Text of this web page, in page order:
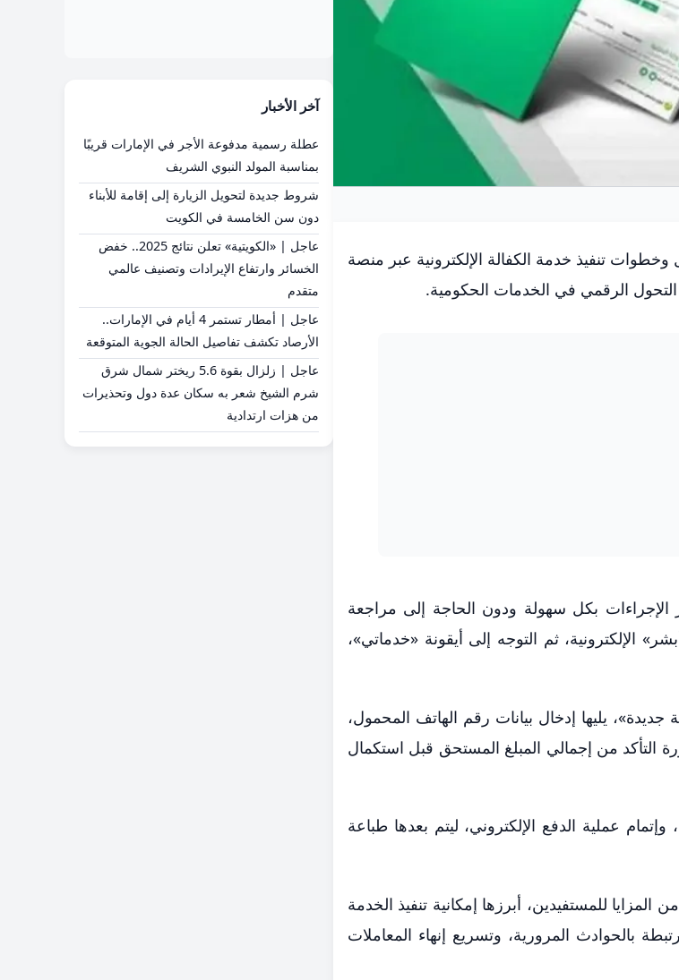
تنفيذ خدمة الكفالة الإلكترونية عبر منصة
الرقمي في الخدمات الحكومية.
الإجراءات بكل سهولة ودون الحاجة إلى مراجعة
الإلكترونية، ثم التوجه إلى أيقونة «خدماتي»،
يليها إدخال بيانات رقم الهاتف المحمول،
التأكد من إجمالي المبلغ المستحق قبل استكمال
عملية الدفع الإلكتروني، ليتم بعدها طباعة
المزايا للمستفيدين، أبرزها إمكانية تنفيذ الخدمة
بالحوادث المرورية، وتسريع إنهاء المعاملات
آخر الأخبار
عطلة رسمية مدفوعة الأجر في الإمارات قريبًا
بمناسبة المولد النبوي الشريف
شروط جديدة لتحويل الزيارة إلى إقامة للأبناء
دون سن الخامسة في الكويت
عاجل | «الكويتية» تعلن نتائج 2025.. خفض
الخسائر وارتفاع الإيرادات وتصنيف عالمي
متقدم
عاجل | أمطار تستمر 4 أيام في الإمارات..
الأرصاد تكشف تفاصيل الحالة الجوية المتوقعة
عاجل | زلزال بقوة 5.6 ريختر شمال شرق
شرم الشيخ شعر به سكان عدة دول وتحذيرات
من هزات ارتدادية